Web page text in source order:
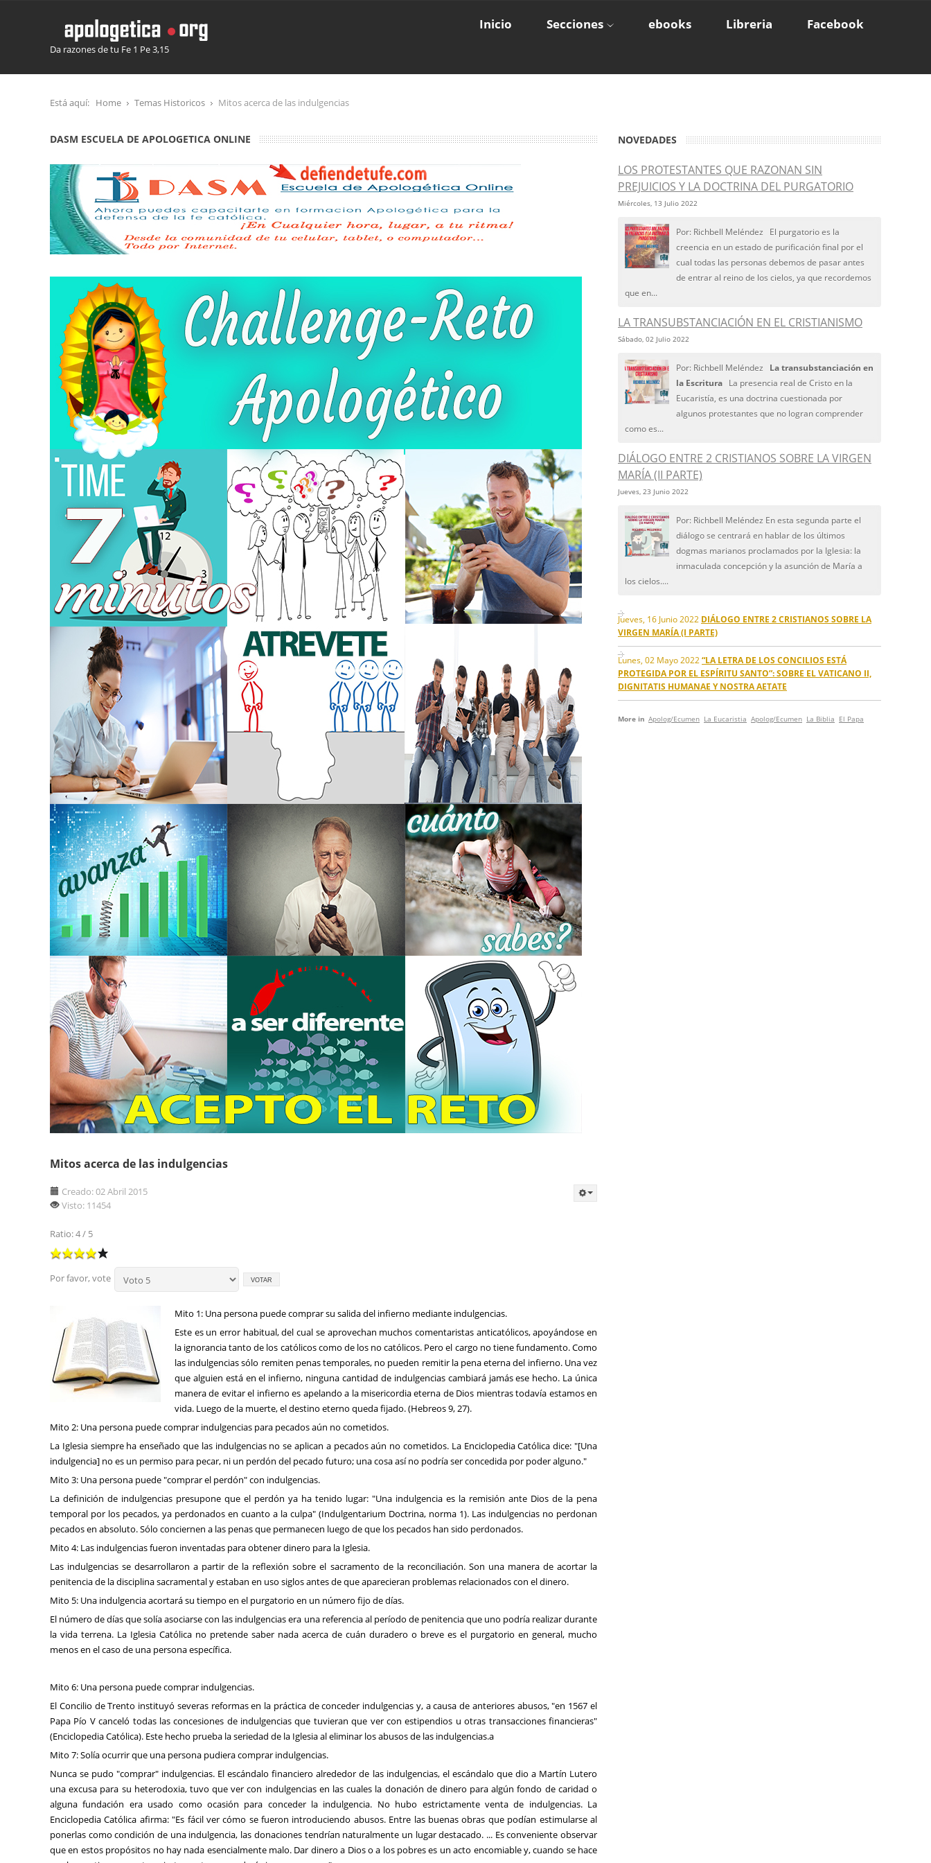
Da razones de tu Fe 1 Pe 3,15
Inicio Secciones ebooks Libreria Facebook
Está aquí: Home Temas Historicos Mitos acerca de las indulgencias
DASM ESCUELA DE APOLOGETICA ONLINE
Mitos acerca de las indulgencias
Creado: 02 Abril 2015
Visto: 11454
Ratio:4/ 5
Por favor, vote
Mito 1: Una persona puede comprar su salida del infierno mediante indulgencias.
Este es un error habitual, del cual se aprovechan muchos comentaristas anticatólicos, apoyándose en
la ignorancia tanto de los católicos como de los no católicos. Pero el cargo no tiene fundamento. Como
las indulgencias sólo remiten penas temporales, no pueden remitir la pena eterna del infierno. Una vez
que alguien está en el infierno, ninguna cantidad de indulgencias cambiará jamás ese hecho. La única
manera de evitar el infierno es apelando a la misericordia eterna de Dios mientras todavía estamos en
vida. Luego de la muerte, el destino eterno queda fijado. (Hebreos 9, 27).
Mito 2: Una persona puede comprar indulgencias para pecados aún no cometidos.
La Iglesia siempre ha enseñado que las indulgencias no se aplican a pecados aún no cometidos. La Enciclopedia Católica dice: "[Una
indulgencia] no es un permiso para pecar, ni un perdón del pecado futuro; una cosa así no podría ser concedida por poder alguno."
Mito 3: Una persona puede "comprar el perdón" con indulgencias.
La definición de indulgencias presupone que el perdón ya ha tenido lugar: "Una indulgencia es la remisión ante Dios de la pena
temporal por los pecados, ya perdonados en cuanto a la culpa" (Indulgentarium Doctrina, norma 1). Las indulgencias no perdonan
pecados en absoluto. Sólo conciernen a las penas que permanecen luego de que los pecados han sido perdonados.
Mito 4: Las indulgencias fueron inventadas para obtener dinero para la Iglesia.
Las indulgencias se desarrollaron a partir de la reflexión sobre el sacramento de la reconciliación. Son una manera de acortar la
penitencia de la disciplina sacramental y estaban en uso siglos antes de que aparecieran problemas relacionados con el dinero.
Mito 5: Una indulgencia acortará su tiempo en el purgatorio en un número fijo de días.
El número de días que solía asociarse con las indulgencias era una referencia al período de penitencia que uno podría realizar durante
la vida terrena. La Iglesia Católica no pretende saber nada acerca de cuán duradero o breve es el purgatorio en general, mucho
menos en el caso de una persona específica.
Mito 6: Una persona puede comprar indulgencias.
El Concilio de Trento instituyó severas reformas en la práctica de conceder indulgencias y, a causa de anteriores abusos, "en 1567 el
Papa Pío V canceló todas las concesiones de indulgencias que tuvieran que ver con estipendios u otras transacciones financieras"
(Enciclopedia Católica). Este hecho prueba la seriedad de la Iglesia al eliminar los abusos de las indulgencias.a
Mito 7: Solía ocurrir que una persona pudiera comprar indulgencias.
Nunca se pudo "comprar" indulgencias. El escándalo financiero alrededor de las indulgencias, el escándalo que dio a Martín Lutero
una excusa para su heterodoxia, tuvo que ver con indulgencias en las cuales la donación de dinero para algún fondo de caridad o
alguna fundación era usado como ocasión para conceder la indulgencia. No hubo estrictamente venta de indulgencias. La
Enciclopedia Católica afirma: "Es fácil ver cómo se fueron introduciendo abusos. Entre las buenas obras que podían estimularse al
ponerlas como condición de una indulgencia, las donaciones tendrían naturalmente un lugar destacado. ... Es conveniente observar
que en estos propósitos no hay nada esencialmente malo. Dar dinero a Dios o a los pobres es un acto encomiable y, cuando se hace
NOVEDADES
LOS PROTESTANTES QUE RAZONAN SIN
PREJUICIOS Y LA DOCTRINA DEL PURGATORIO
Miércoles, 13 Julio 2022
Por: Richbell Meléndez El purgatorio es la
creencia en un estado de purificación final por el
cual todas las personas debemos de pasar antes
de entrar al reino de los cielos, ya que recordemos
que en...
LA TRANSUBSTANCIACIÓN EN EL CRISTIANISMO
Sábado, 02 Julio 2022
Por: Richbell Meléndez La transubstanciación en
la Escritura La presencia real de Cristo en la
Eucaristía, es una doctrina cuestionada por
algunos protestantes que no logran comprender
como es...
DIÁLOGO ENTRE 2 CRISTIANOS SOBRE LA VIRGEN
MARÍA (II PARTE)
Jueves, 23 Junio 2022
Por: Richbell Meléndez En esta segunda parte el
diálogo se centrará en hablar de los últimos
dogmas marianos proclamados por la Iglesia: la
inmaculada concepción y la asunción de María a
los cielos....
Jueves, 16 Junio 2022 DIÁLOGO ENTRE 2 CRISTIANOS SOBRE LA
VIRGEN MARÍA (I PARTE)
Lunes, 02 Mayo 2022 “LA LETRA DE LOS CONCILIOS ESTÁ
PROTEGIDA POR EL ESPÍRITU SANTO”: SOBRE EL VATICANO II,
DIGNITATIS HUMANAE Y NOSTRA AETATE
More in Apolog/Ecumen La Eucaristia Apolog/Ecumen La Biblia El Papa